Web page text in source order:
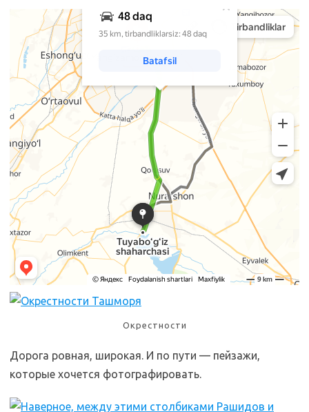
Яндекс Карты
Яндекс Карты
Окрестности
Дорога ровная, широкая. И по пути — пейзажи,
которые хочется фотографировать.